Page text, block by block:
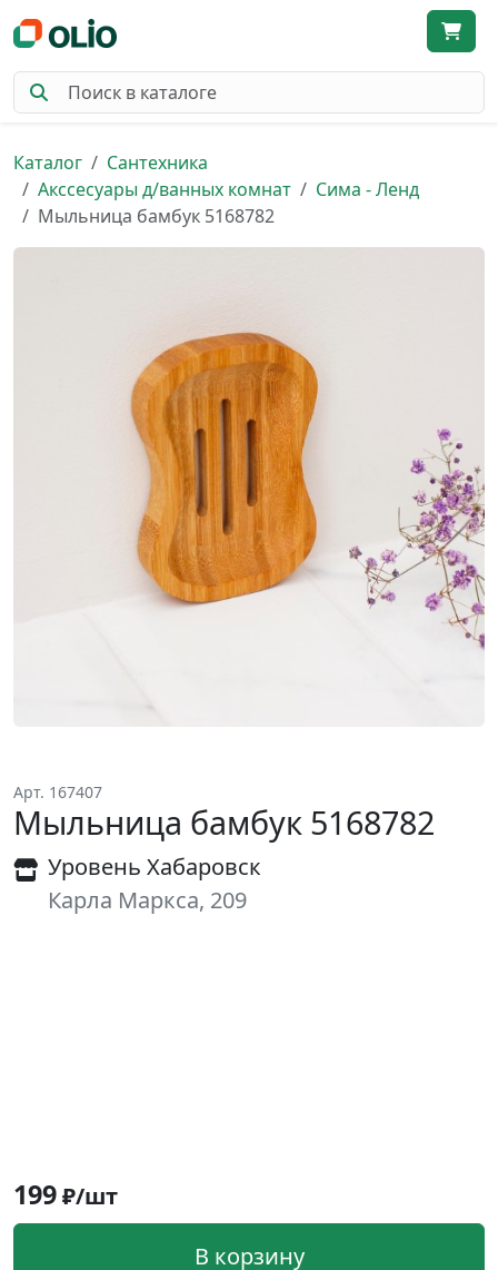
Каталог
Сантехника
Акссесуары д/ванных комнат
Сима - Ленд
Мыльница бамбук 5168782
Арт. 167407
Мыльница бамбук 5168782
Уровень Хабаровск
Карла Маркса, 209
199₽/шт
В корзину